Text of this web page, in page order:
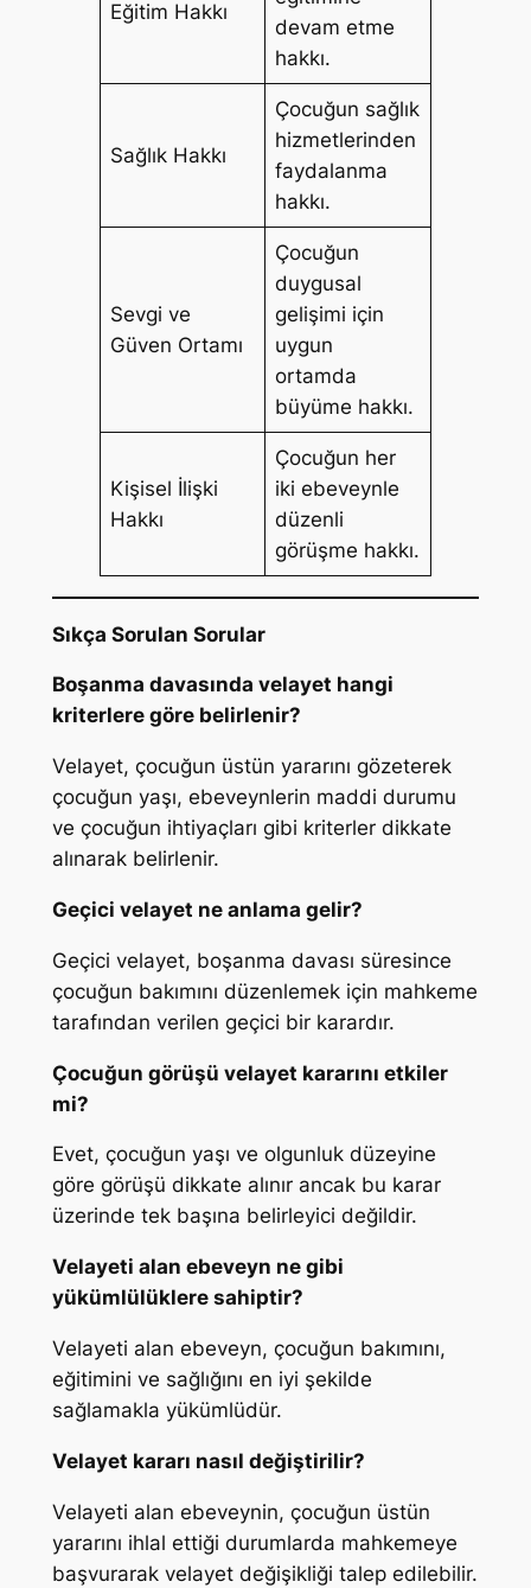
Eğitim Hakkı
devam etme
hakkı.
Sağlık Hakkı
Çocuğun sağlık
hizmetlerinden
faydalanma
hakkı.
Sevgi ve
Güven Ortamı
Çocuğun
duygusal
gelişimi için
uygun
ortamda
büyüme hakkı.
Kişisel İlişki
Hakkı
Çocuğun her
iki ebeveynle
düzenli
görüşme hakkı.
Sıkça Sorulan Sorular
Boşanma davasında velayet hangi
kriterlere göre belirlenir?
Velayet, çocuğun üstün yararını gözeterek
çocuğun yaşı, ebeveynlerin maddi durumu
ve çocuğun ihtiyaçları gibi kriterler dikkate
alınarak belirlenir.
Geçici velayet ne anlama gelir?
Geçici velayet, boşanma davası süresince
çocuğun bakımını düzenlemek için mahkeme
tarafından verilen geçici bir karardır.
Çocuğun görüşü velayet kararını etkiler
mi?
Evet, çocuğun yaşı ve olgunluk düzeyine
göre görüşü dikkate alınır ancak bu karar
üzerinde tek başına belirleyici değildir.
Velayeti alan ebeveyn ne gibi
yükümlülüklere sahiptir?
Velayeti alan ebeveyn, çocuğun bakımını,
eğitimini ve sağlığını en iyi şekilde
sağlamakla yükümlüdür.
Velayet kararı nasıl değiştirilir?
Velayeti alan ebeveynin, çocuğun üstün
yararını ihlal ettiği durumlarda mahkemeye
başvurarak velayet değişikliği talep edilebilir.